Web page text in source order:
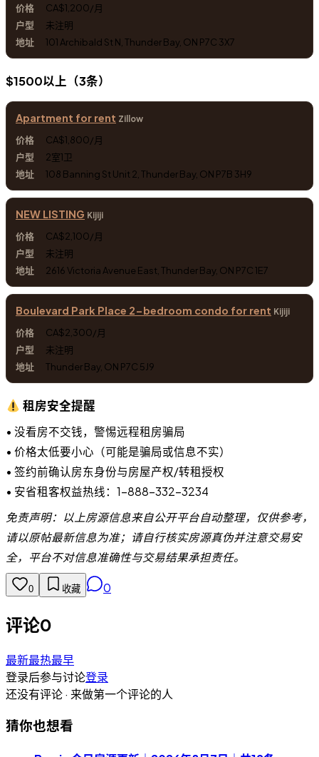
CA$1,200/月
未注明
101 Archibald St N, Thunder Bay, ON P7C 3X7
$1500以上（3条）
Apartment for rent Zillow
CA$1,800/月
2室1卫
108 Banning St Unit 2, Thunder Bay, ON P7B 3H9
NEW LISTING Kijiji
CA$2,100/月
未注明
2616 Victoria Avenue East, Thunder Bay, ON P7C 1E7
Boulevard Park Place 2-bedroom condo for rent Kijiji
CA$2,300/月
未注明
Thunder Bay, ON P7C 5J9
租房安全提醒
• 没看房不交钱，警惕远程租房骗局
• 价格太低要小心（可能是骗局或信息不实）
• 签约前确认房东身份与房屋产权/转租授权
• 安省租客权益热线：1-888-332-3234
免责声明：以上房源信息来自公开平台自动整理，仅供参考，
请以原帖最新信息为准；请自行核实房源真伪并注意交易安
全，平台不对信息准确性与交易结果承担责任。
0 收藏 0
评论0
最新最热最早
登录后参与讨论登录
还没有评论 · 来做第一个评论的人
猜你也想看